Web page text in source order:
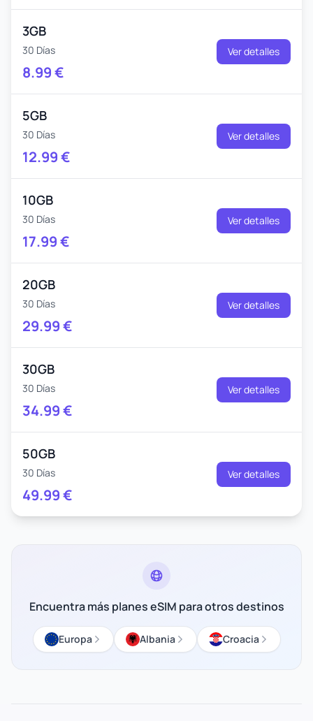
3GB
30 Días
8.99€
Ver detalles
5GB
30 Días
12.99€
Ver detalles
10GB
30 Días
17.99€
Ver detalles
20GB
30 Días
29.99€
Ver detalles
30GB
30 Días
34.99€
Ver detalles
50GB
30 Días
49.99€
Ver detalles
Encuentra más planes eSIM para otros destinos
Europa Albania Croacia